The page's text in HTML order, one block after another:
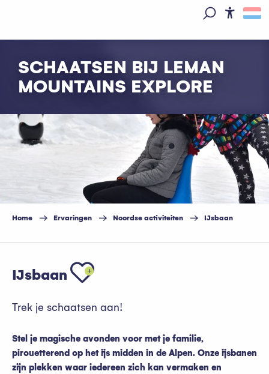
SCHAATSEN BIJ LEMAN
MOUNTAINS EXPLORE
Home Ervaringen Noordse activiteiten IJsbaan
IJsbaan Ajouter aux favoris
Trek je schaatsen aan!
Stel je magische avonden voor met je familie,
pirouetterend op het ijs midden in de Alpen. Onze ijsbanen
zijn plekken waar iedereen zich kan vermaken en